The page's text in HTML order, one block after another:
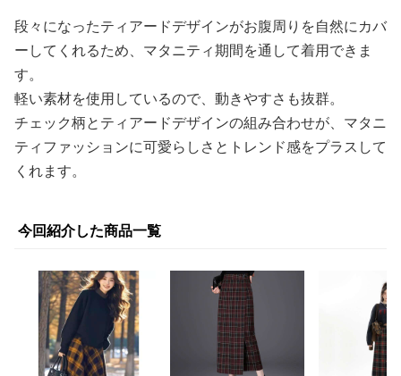
段々になったティアードデザインがお腹周りを自然にカバ
ーしてくれるため、マタニティ期間を通して着用できま
す。
軽い素材を使用しているので、動きやすさも抜群。
チェック柄とティアードデザインの組み合わせが、マタニ
ティファッションに可愛らしさとトレンド感をプラスして
くれます。
今回紹介した商品一覧